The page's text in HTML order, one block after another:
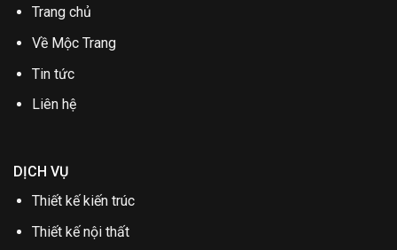
Trang chủ
Về Mộc Trang
Tin tức
Liên hệ
DỊCH VỤ
Thiết kế kiến trúc
Thiết kế nội thất